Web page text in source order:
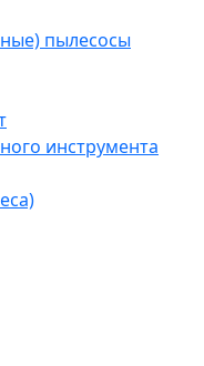
пылесосы
инструмента